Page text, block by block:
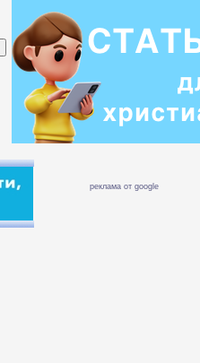
реклама от google